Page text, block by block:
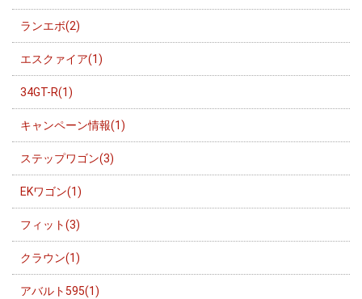
ランエボ(2)
エスクァイア(1)
34GT-R(1)
キャンペーン情報(1)
ステップワゴン(3)
EKワゴン(1)
フィット(3)
クラウン(1)
アバルト595(1)